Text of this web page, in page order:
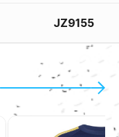
JZ9155